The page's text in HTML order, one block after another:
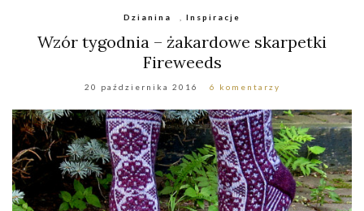
Dzianina Inspiracje
Wzór tygodnia – żakardowe skarpetki
Fireweeds
20 października 2016 6 komentarzy